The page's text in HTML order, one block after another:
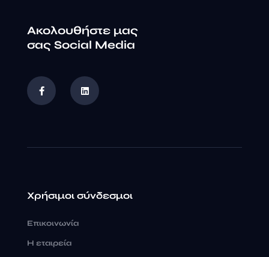
Ακολουθήστε μας
σας Social Media
Χρήσιμοι σύνδεσμοι
Επικοινωνία
Η εταιρεία